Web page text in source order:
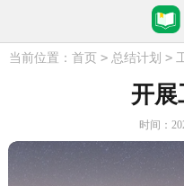
当前位置： 首页 > 总结计划 >
开展
时间：